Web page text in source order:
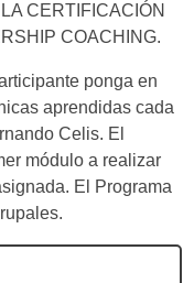
CERTIFICACIÓN
COACHING.
ponga en
aprendidas cada
Celis. El
módulo a realizar
El Programa